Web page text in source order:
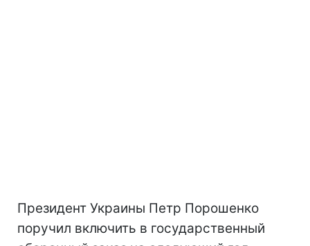
Президент Украины Петр Порошенко
поручил включить в государственный